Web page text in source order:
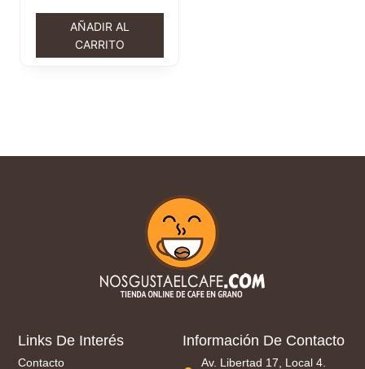
AÑADIR AL
CARRITO
Links De Interés
Contacto
Información De Contacto
Av. Libertad 17, Local 4.